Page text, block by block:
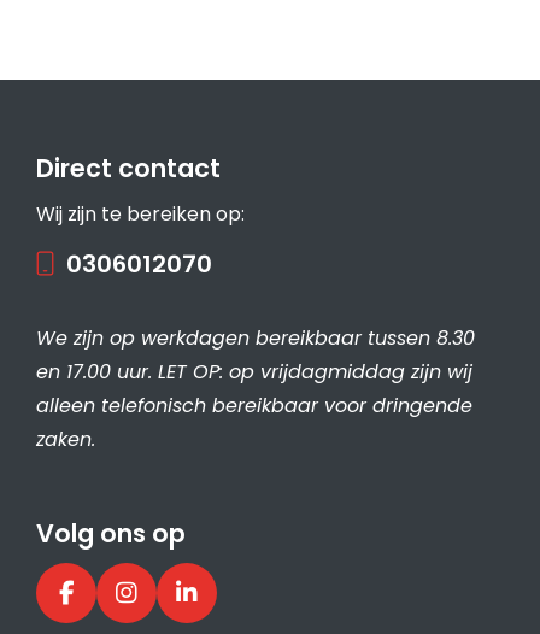
Direct contact
Wij zijn te bereiken op:
0306012070
We zijn op werkdagen bereikbaar tussen 8.30
en 17.00 uur. LET OP: op vrijdagmiddag zijn wij
alleen telefonisch bereikbaar voor dringende
zaken.
Volg ons op